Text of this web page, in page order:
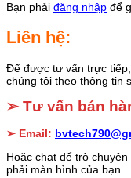
Bạn phải đăng nhập để
Liên hệ:
Để được tư vấn trực
chúng tôi theo thông tin
➢ Tư vấn bán
➢ Email:
Hoặc chat để trò
phải màn hình của bạn